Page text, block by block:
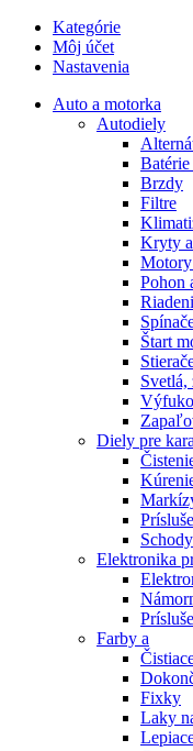
Kategórie
Môj účet
Nastavenia
Auto a motorka
Autodiely
Batérie
Brzdy
Filtre
Kryty
Pohon
Štart
Diely pre
Elektronika
Farby a
Fixky
Laky